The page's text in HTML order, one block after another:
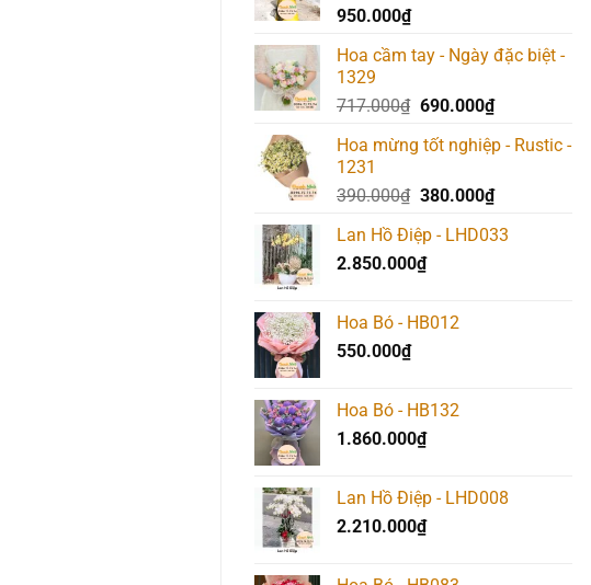
950.000₫
Hoa cầm tay - Ngày đặc biệt -
1329
717.000₫ Giá
là:
690.000₫Giá
tại
690.000₫.
Hoa mừng tốt nghiệp - Rustic -
1231
390.000₫ Giá
là:
390.000₫.
380.000₫Giá
tại
Lan Hồ Điệp - LHD033
2.850.000₫
Hoa Bó - HB012
550.000₫
Hoa Bó - HB132
1.860.000₫
Lan Hồ Điệp - LHD008
2.210.000₫